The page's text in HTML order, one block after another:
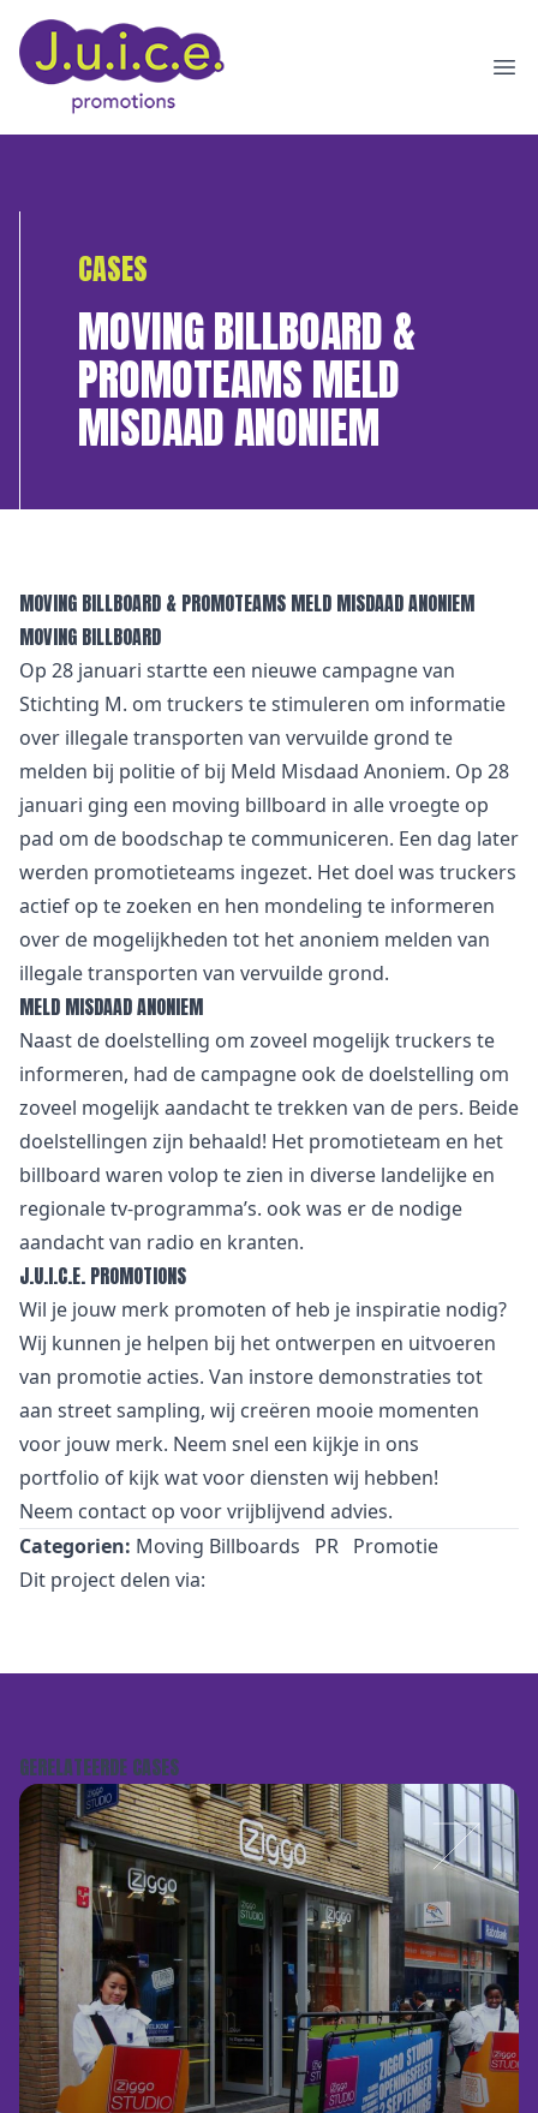
CASES
MOVING BILLBOARD &
PROMOTEAMS MELD
MISDAAD ANONIEM
MOVING BILLBOARD & PROMOTEAMS MELD MISDAAD ANONIEM
MOVING BILLBOARD
Op 28 januari startte een nieuwe campagne van
Stichting M. om truckers te stimuleren om informatie
over illegale transporten van vervuilde grond te
melden bij politie of bij Meld Misdaad Anoniem. Op 28
januari ging een moving billboard in alle vroegte op
pad om de boodschap te communiceren. Een dag later
werden promotieteams ingezet. Het doel was truckers
actief op te zoeken en hen mondeling te informeren
over de mogelijkheden tot het anoniem melden van
illegale transporten van vervuilde grond.
MELD MISDAAD ANONIEM
Naast de doelstelling om zoveel mogelijk truckers te
informeren, had de campagne ook de doelstelling om
zoveel mogelijk aandacht te trekken van de pers. Beide
doelstellingen zijn behaald! Het promotieteam en het
billboard waren volop te zien in diverse landelijke en
regionale tv-programma’s. ook was er de nodige
aandacht van radio en kranten.
J.U.I.C.E. PROMOTIONS
Wil je jouw merk promoten of heb je inspiratie nodig?
Wij kunnen je helpen bij het ontwerpen en uitvoeren
van promotie acties. Van instore demonstraties tot
aan street sampling, wij creëren mooie momenten
voor jouw merk. Neem snel een kijkje in ons
portfolio of kijk wat voor diensten wij hebben!
Neem contact op voor vrijblijvend advies.
Categorien: Moving Billboards PR Promotie
Dit project delen via:
GERELATEERDE CASES